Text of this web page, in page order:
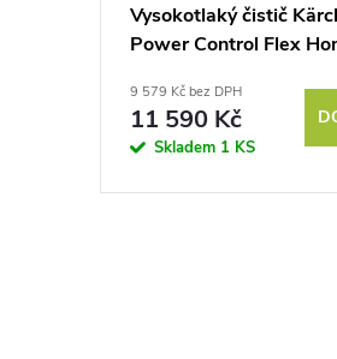
Vysokotlaký čistič
Power Control Flex
9 579 Kč bez DPH
11 590 Kč
Skladem 1 KS